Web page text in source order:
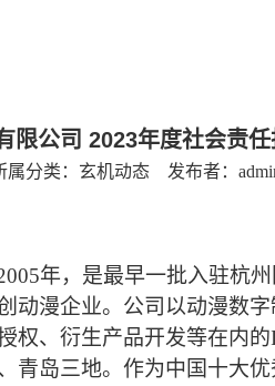
限公司 2023年度社会责任
属分类：玄机动态 发布者：
年，是最早一批入驻杭
动漫企业。公司以动漫数
权、衍生产品开发等在内
青岛三地。作为中国十大优